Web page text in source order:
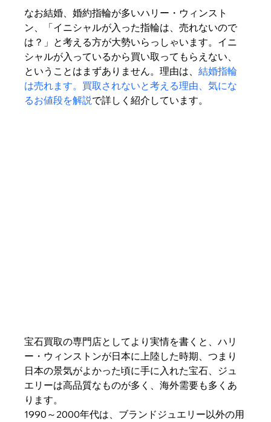
なお結婚、婚約指輪が多いハリー・ウィンスト
ン、「イニシャルが入った指輪は、売れないので
は？」と考える方が大勢いらっしゃいます。イニ
シャルが入っているから買い取ってもらえない、
ということはまずありません。理由は、結婚指輪
は売れます。買取されないと考える理由、気にな
るお値段を解説で詳しく紹介しています。
宝石買取の専門店としてより実情を書くと、ハリ
ー・ウィンストンが日本に上陸した時期、つまり
日本の景気がよかった頃に手に入れた宝石、ジュ
エリーは高品質なものが多く、海外需要も多くあ
ります。
1990～2000年代は、ブランドジュエリー以外の用